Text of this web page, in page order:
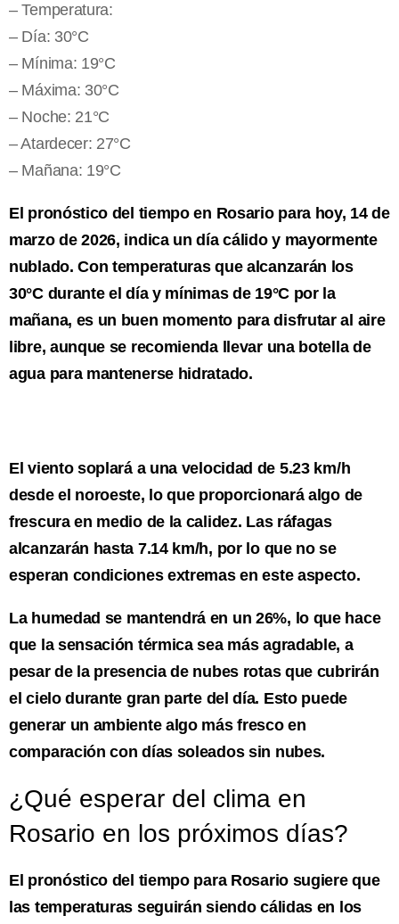
– Temperatura:
– Día: 30°C
– Mínima: 19°C
– Máxima: 30°C
– Noche: 21°C
– Atardecer: 27°C
– Mañana: 19°C
El pronóstico del tiempo en Rosario para hoy, 14 de
marzo de 2026, indica un día cálido y mayormente
nublado. Con temperaturas que alcanzarán los
30°C durante el día y mínimas de 19°C por la
mañana, es un buen momento para disfrutar al aire
libre, aunque se recomienda llevar una botella de
agua para mantenerse hidratado.
El viento soplará a una velocidad de 5.23 km/h
desde el noroeste, lo que proporcionará algo de
frescura en medio de la calidez. Las ráfagas
alcanzarán hasta 7.14 km/h, por lo que no se
esperan condiciones extremas en este aspecto.
La humedad se mantendrá en un 26%, lo que hace
que la sensación térmica sea más agradable, a
pesar de la presencia de nubes rotas que cubrirán
el cielo durante gran parte del día. Esto puede
generar un ambiente algo más fresco en
comparación con días soleados sin nubes.
¿Qué esperar del clima en
Rosario en los próximos días?
El pronóstico del tiempo para Rosario sugiere que
las temperaturas seguirán siendo cálidas en los